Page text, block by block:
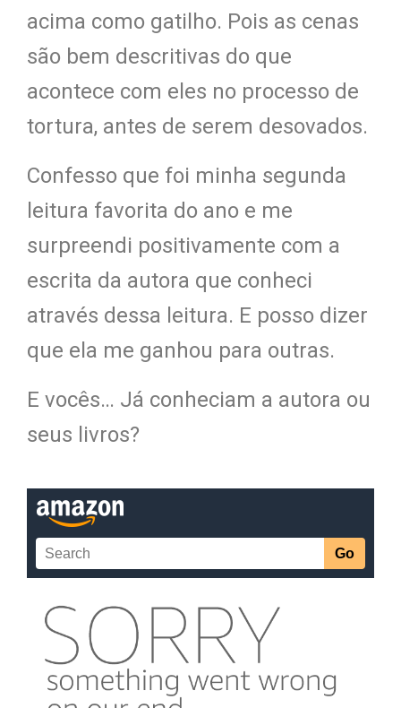
acima como gatilho. Pois as cenas
são bem descritivas do que
acontece com eles no processo de
tortura, antes de serem desovados.
Confesso que foi minha segunda
leitura favorita do ano e me
surpreendi positivamente com a
escrita da autora que conheci
através dessa leitura. E posso dizer
que ela me ganhou para outras.
E vocês… Já conheciam a autora ou
seus livros?